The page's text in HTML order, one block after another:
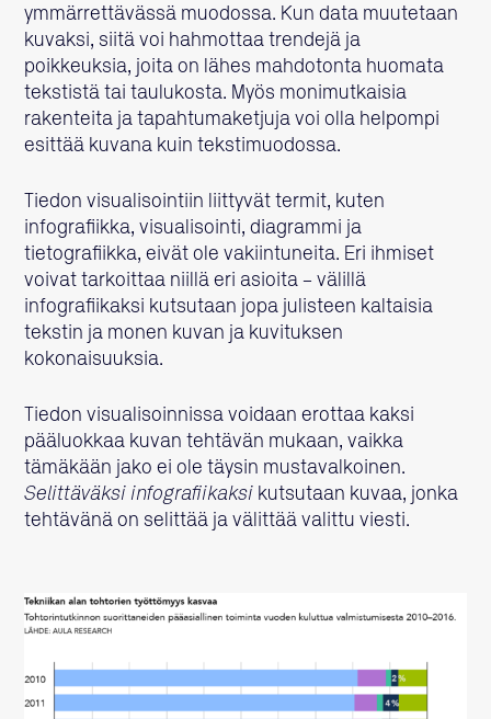
ymmärrettävässä muodossa. Kun data muutetaan
kuvaksi, siitä voi hahmottaa trendejä ja
poikkeuksia, joita on lähes mahdotonta huomata
tekstistä tai taulukosta. Myös monimutkaisia
rakenteita ja tapahtumaketjuja voi olla helpompi
esittää kuvana kuin tekstimuodossa.
Tiedon visualisointiin liittyvät termit, kuten
infografiikka, visualisointi, diagrammi ja
tietografiikka, eivät ole vakiintuneita. Eri ihmiset
voivat tarkoittaa niillä eri asioita – välillä
infografiikaksi kutsutaan jopa julisteen kaltaisia
tekstin ja monen kuvan ja kuvituksen
kokonaisuuksia.
Tiedon visualisoinnissa voidaan erottaa kaksi
pääluokkaa kuvan tehtävän mukaan, vaikka
tämäkään jako ei ole täysin mustavalkoinen.
Selittäväksi infografiikaksi kutsutaan kuvaa, jonka
tehtävänä on selittää ja välittää valittu viesti.